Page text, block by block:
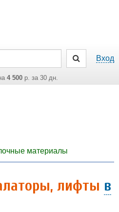
Вход
4 500р. за 30 дн.
материалы
лифты в